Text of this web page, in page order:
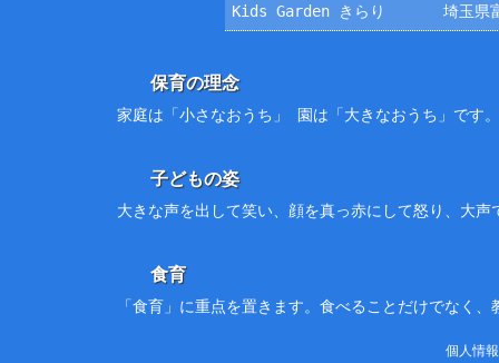
Kids Garden きらり 埼玉県
保育の理念
家庭は「小さなおうち」 園は「大きなおうち」です
子どもの姿
大きな声を出して笑い、顔を真っ赤にして怒り、大
食育
「食育」に重点を置きます。食べることだけでなく
個人情